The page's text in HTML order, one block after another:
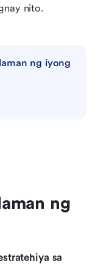
nito.
ng iyong
ng
sa